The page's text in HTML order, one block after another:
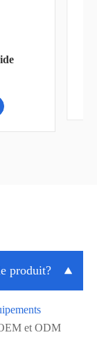
produit? 
et ODM